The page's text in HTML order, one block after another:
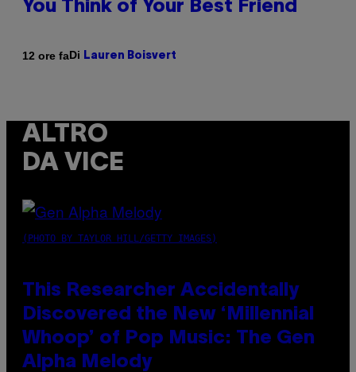
You Think of Your Best Friend
12 ore faDi Lauren Boisvert
ALTRO
DA VICE
(PHOTO BY TAYLOR HILL/GETTY IMAGES)
This Researcher Accidentally
Discovered the New ‘Millennial
Whoop’ of Pop Music: The Gen
Alpha Melody